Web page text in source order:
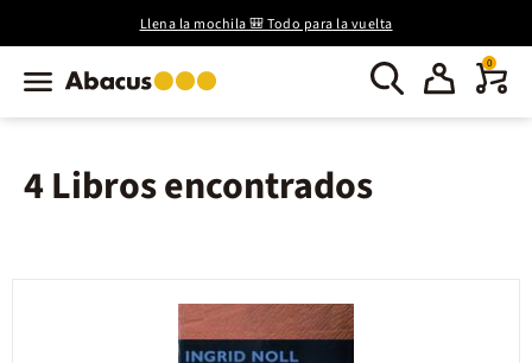
Llena la mochila 🎒 Todo para la vuelta
0
4 Libros encontrados